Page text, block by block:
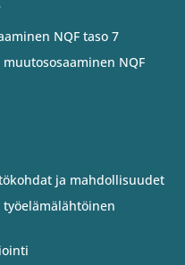
NQF taso 7
NQF
ja mahdollisuudet